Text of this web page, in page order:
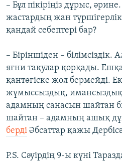
– Бұл пікіріңіз дұрыс,
жастардың жан
қандай себептері бар?
– Біріншіден – білімсіздік.
яғни тақулар қорқады.
қантөгіске жол бермейді.
жұмыссыздық,
адамның санасын шайтан
шайтан – адамның ашық
берді Әбсаттар қажы
P.S. Сәуірдің 9-ы күні